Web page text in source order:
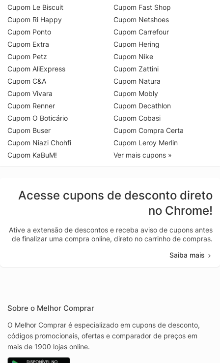
Cupom Le Biscuit
Cupom Ri Happy
Cupom Ponto
Cupom Extra
Cupom Petz
Cupom AliExpress
Cupom C&A
Cupom Vivara
Cupom Renner
Cupom O Boticário
Cupom Buser
Cupom Niazi Chohfi
Cupom KaBuM!
Cupom Fast Shop
Cupom Netshoes
Cupom Carrefour
Cupom Hering
Cupom Nike
Cupom Zattini
Cupom Natura
Cupom Mobly
Cupom Decathlon
Cupom Cobasi
Cupom Compra Certa
Cupom Leroy Merlin
Ver mais cupons »
Acesse cupons de desconto direto
no Chrome!
Ative a extensão de descontos e receba aviso de cupons antes
de finalizar uma compra online, direto no carrinho de compras.
Saiba mais
Sobre o Melhor Comprar
O Melhor Comprar é especializado em cupons de desconto,
códigos promocionais, ofertas e comparador de preços em
mais de 1900 lojas online.